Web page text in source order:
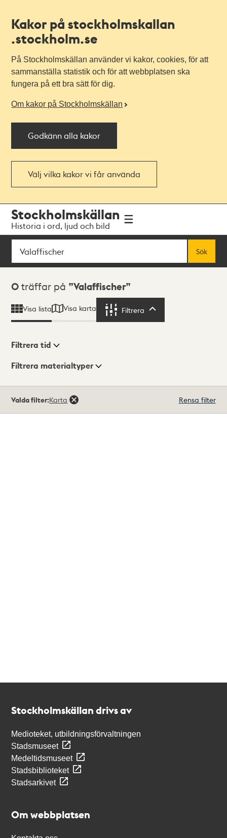
Kakor på stockholmskallan
.stockholm.se
På Stockholmskällan använder vi kakor, cookies, för att
sammanställa statistik och för att webbplatsen ska
fungera på ett bra sätt för dig.
Om kakor på Stockholmskällan
Godkänn alla kakor
Välj vilka kakor vi får använda
navigationen
huvudinnehållet
Stockholmskällan
Historia i ord, ljud och bild
Sök
Sök
Sökresultat
0 träffar på Valaffischer
Visa lista Visa karta Filtrera
Visningsläge
Filtrera tid
Filtrera materialtyper
träffar
Valda filter:Karta Rensa filter
Stockholmskällan drivs av
Medioteket, utbildningsförvaltningen
Stadsmuseet
Medeltidsmuseet
Stadsbiblioteket
Stadsarkivet
Om webbplatsen